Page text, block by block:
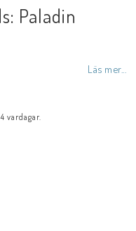
Paladin
Läs mer...
vardagar.